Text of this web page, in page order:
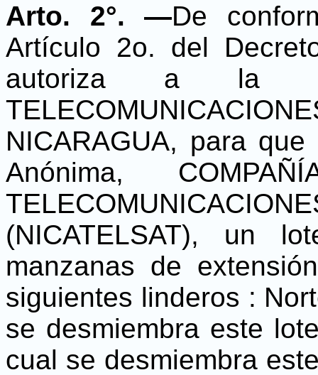
Arto. 2°. —De
Artículo 2o. del
autoriza a la
NICARAGUA, para
Anónima,
(NICATELSAT), un
manzanas de
siguientes linderos :
se desmiembra este
cual se desmiembra